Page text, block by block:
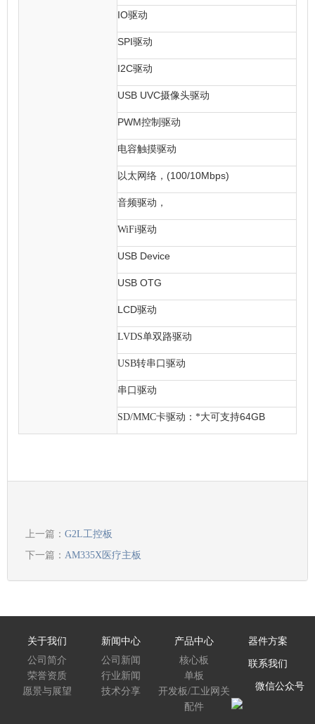
IO驱动
SPI驱动
I2C驱动
USB UVC摄像头驱动
PWM控制驱动
电容触摸驱动
以太网络， (100/10Mbps)
音频驱动，
WiFi驱动
USB Device
USB OTG
LCD驱动
LVDS单双路驱动
USB转串口驱动
串口驱动
SD/MMC卡驱动：*大可支持64GB
上一篇： G2L工控板
下一篇： AM335X医疗主板
关于我们
公司简介
荣誉资质
愿景与展望
新闻中心
公司新闻
行业新闻
技术分享
产品中心
核心板
单板
开发板/工业网关
配件
器件方案
联系我们
微信公众号